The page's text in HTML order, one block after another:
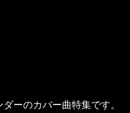
ーのカバー曲特集です。